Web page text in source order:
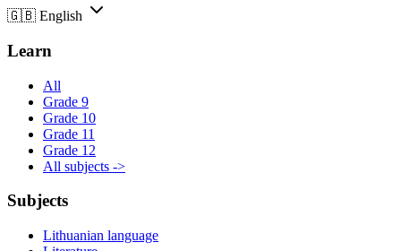
🇬🇧 English
Learn
All
Grade 9
Grade 10
Grade 11
Grade 12
All subjects ->
Subjects
Lithuanian language